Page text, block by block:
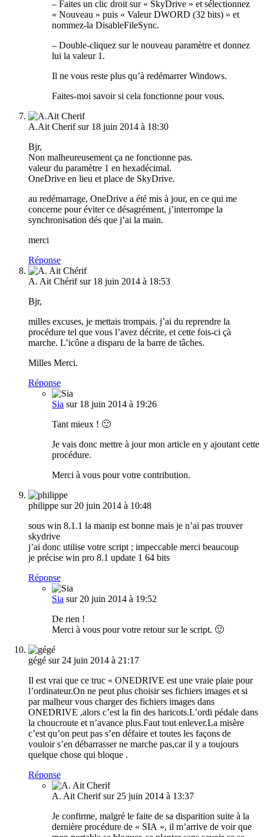
– Faites un clic droit sur « SkyDrive » et sélectionnez
« Nouveau » puis « Valeur DWORD (32 bits) » et
nommez-la DisableFileSync.
– Double-cliquez sur le nouveau paramètre et donnez
lui la valeur 1.
Il ne vous reste plus qu’à redémarrer Windows.
Faites-moi savoir si cela fonctionne pour vous.
A.Ait Cherif sur 18 juin 2014 à 18:30
Bjr,
Non malheureusement ça ne fonctionne pas.
valeur du paramètre 1 en hexadécimal.
OneDrive en lieu et place de SkyDrive.
au redémarrage, OneDrive a été mis à jour, en ce qui me
concerne pour éviter ce désagrément, j’interrompe la
synchronisation dés que j’ai la main.
merci
Réponse
A. Ait Chérif sur 18 juin 2014 à 18:53
Bjr,
milles excuses, je mettais trompais. j’ai du reprendre la
procédure tel que vous l’avez décrite, et cette fois-ci çà
marche. L’icône a disparu de la barre de tâches.
Milles Merci.
Réponse
Sia sur 18 juin 2014 à 19:26
Tant mieux ! 🙂
Je vais donc mettre à jour mon article en y ajoutant cette
procédure.
Merci à vous pour votre contribution.
philippe sur 20 juin 2014 à 10:48
sous win 8.1.1 la manip est bonne mais je n’ai pas trouver
skydrive
j’ai donc utilise votre script ; impeccable merci beaucoup
je précise win pro 8.1 update 1 64 bits
Réponse
Sia sur 20 juin 2014 à 19:52
De rien !
Merci à vous pour votre retour sur le script. 🙂
gégé sur 24 juin 2014 à 21:17
Il est vrai que ce truc « ONEDRIVE est une vraie plaie pour
l’ordinateur.On ne peut plus choisir ses fichiers images et si
par malheur vous charger des fichiers images dans
ONEDRIVE ,alors c’est la fin des haricots.L’ordi pédale dans
la choucroute et n’avance plus.Faut tout enlever.La misère
c’est qu’on peut pas s’en défaire et toutes les façons de
vouloir s’en débarrasser ne marche pas,car il y a toujours
quelque chose qui bloque .
Réponse
A. Ait Cherif sur 25 juin 2014 à 13:37
Je confirme, malgré le faite de sa disparition suite à la
dernière procédure de « SIA », il m’arrive de voir que